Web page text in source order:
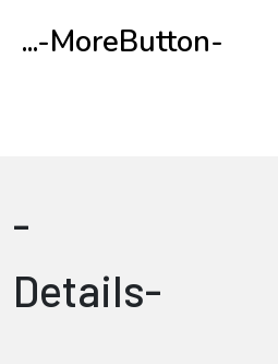
...-MoreButton-
-
Details-